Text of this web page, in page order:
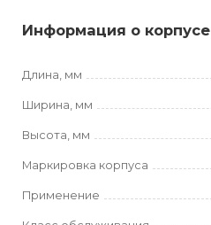
Информация о корпусе
Длина, мм
Ширина, мм
Высота, мм
Маркировка корпуса
Применение